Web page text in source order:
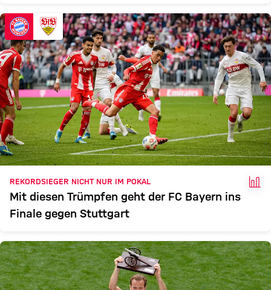
REKORDSIEGER NICHT NUR IM POKAL
Mit diesen Trümpfen geht der FC Bayern ins
Finale gegen Stuttgart